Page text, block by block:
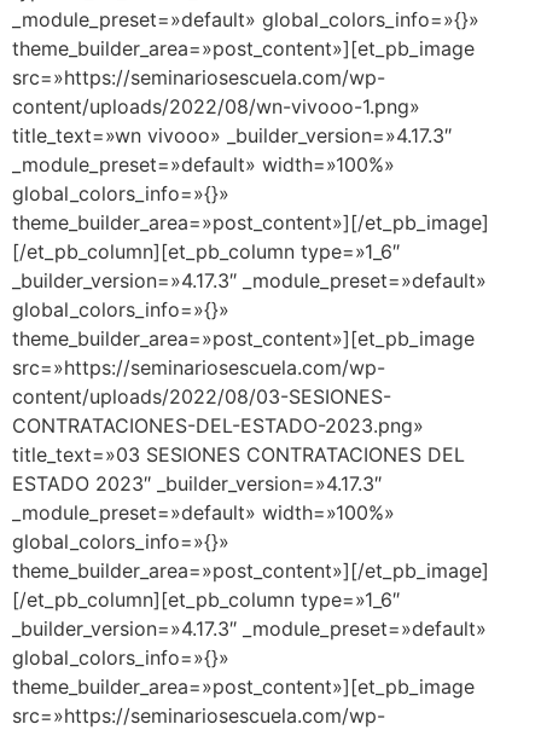
_module_preset=»default» global_colors_info=»{}»
theme_builder_area=»post_content»][et_pb_image
src=»https://seminariosescuela.com/wp-
content/uploads/2022/08/wn-vivooo-1.png»
title_text=»wn vivooo» _builder_version=»4.17.3″
_module_preset=»default» width=»100%»
global_colors_info=»{}»
theme_builder_area=»post_content»][/et_pb_image]
[/et_pb_column][et_pb_column type=»1_6″
_builder_version=»4.17.3″ _module_preset=»default»
global_colors_info=»{}»
theme_builder_area=»post_content»][et_pb_image
src=»https://seminariosescuela.com/wp-
content/uploads/2022/08/03-SESIONES-
CONTRATACIONES-DEL-ESTADO-2023.png»
title_text=»03 SESIONES CONTRATACIONES DEL
ESTADO 2023″ _builder_version=»4.17.3″
_module_preset=»default» width=»100%»
global_colors_info=»{}»
theme_builder_area=»post_content»][/et_pb_image]
[/et_pb_column][et_pb_column type=»1_6″
_builder_version=»4.17.3″ _module_preset=»default»
global_colors_info=»{}»
theme_builder_area=»post_content»][et_pb_image
src=»https://seminariosescuela.com/wp-